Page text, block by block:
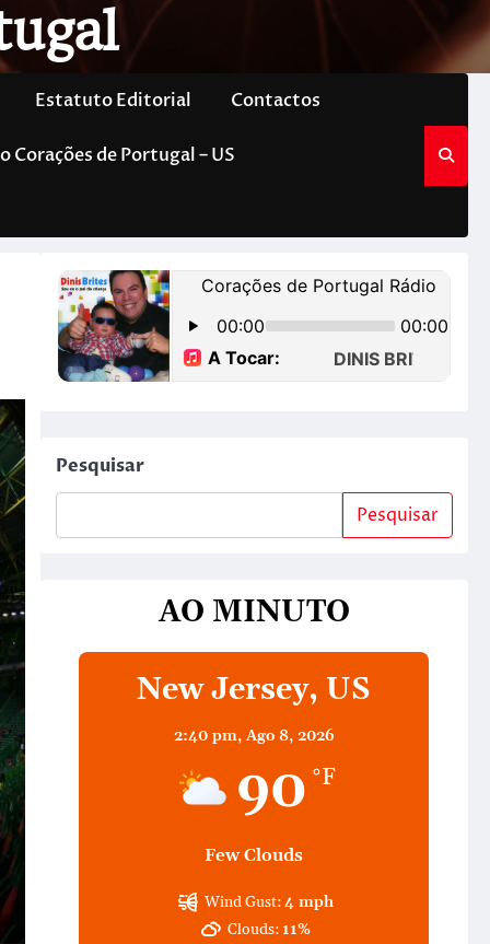
Estatuto Editorial Contactos
Corações de Portugal – US
Pesquisar
Pesquisar
AO MINUTO
New Jersey, US
2:40 pm, Ago 8, 2026
90 °F
Few Clouds
Wind Gust:4 mph
Clouds: 11%